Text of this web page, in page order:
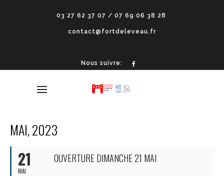
03 27 62 37 07 / 07 69 06 38 28
contact@fortdeleveau.fr
Nous suivre:
MAI, 2023
21
MAI
OUVERTURE DIMANCHE 21 MAI